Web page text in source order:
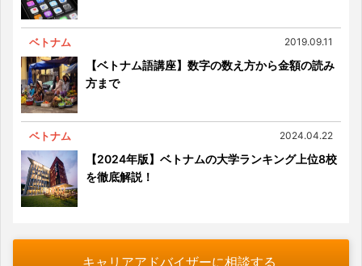
ベトナム 2019.09.11
【ベトナム語講座】数字の数え方から金額の読み
方まで
ベトナム 2024.04.22
【2024年版】ベトナムの大学ランキング上位8校
を徹底解説！
キャリアアドバイザーに相談する